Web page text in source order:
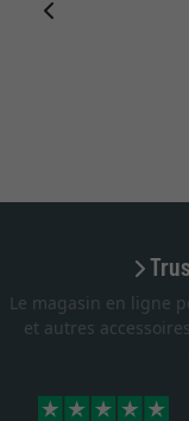
Le magasin en ligne
et autres